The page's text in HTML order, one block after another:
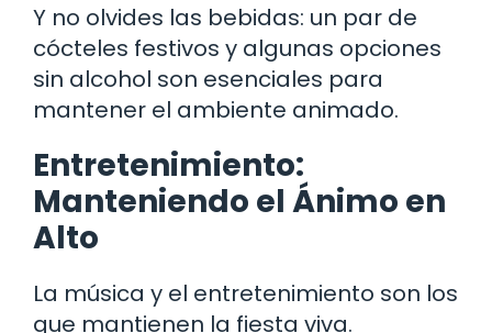
Y no olvides las bebidas: un par de
cócteles festivos y algunas opciones
sin alcohol son esenciales para
mantener el ambiente animado.
Entretenimiento:
Manteniendo el Ánimo en
Alto
La música y el entretenimiento son los
que mantienen la fiesta viva.